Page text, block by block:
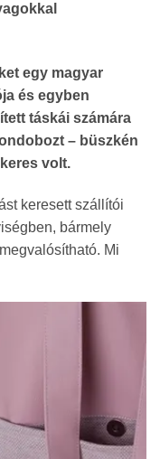
egy magyar
és egyben
táskái számára
– büszkén
volt.
keresett szállítói
bármely
Mi